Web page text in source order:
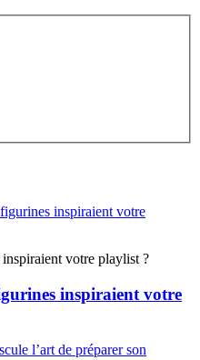
votre playlist ?
inspiraient votre